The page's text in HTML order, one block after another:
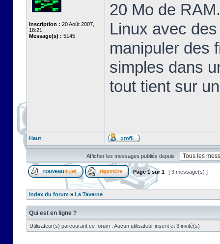
Inscription : 20 Août 2007,
18:21
Message(s) : 5145
20 Mo de
Linux avec
manipuler des
simples dans
tout tient sur
Haut
Afficher les messages publiés depuis :
Page1sur1 [ 3 message(s) ]
Index du forum » La Taverne
Qui est en ligne ?
Utilisateur(s) parcourant ce forum : Aucun utilisateur inscrit et 3 invité(s)